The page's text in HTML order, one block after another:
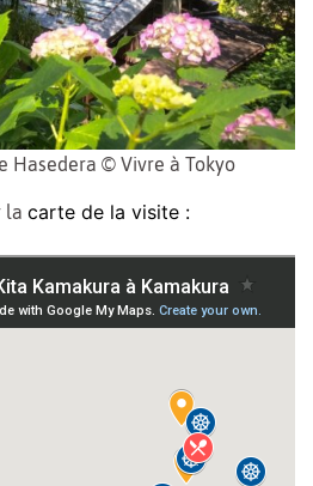
Hasedera © Vivre à Tokyo
la carte de la visite :